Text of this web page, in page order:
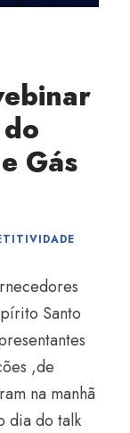
Gás
Santo
,de
na manhã
dia do talk